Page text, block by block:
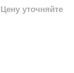
Цену уточняйте